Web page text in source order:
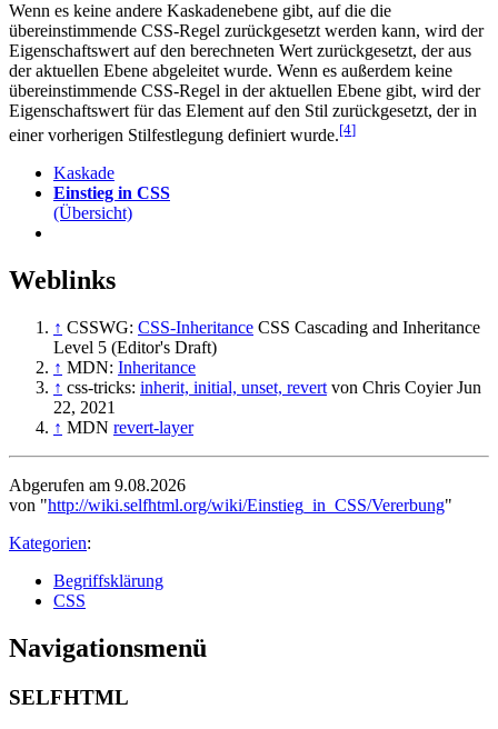
Wenn es keine andere Kaskadenebene gibt, auf die die
übereinstimmende CSS-Regel zurückgesetzt werden kann, wird der
Eigenschaftswert auf den berechneten Wert zurückgesetzt, der aus
der aktuellen Ebene abgeleitet wurde. Wenn es außerdem keine
übereinstimmende CSS-Regel in der aktuellen Ebene gibt, wird der
Eigenschaftswert für das Element auf den Stil zurückgesetzt, der in
einer vorherigen Stilfestlegung definiert wurde.[4]
Kaskade
Einstieg in CSS
(Übersicht)
Weblinks
↑ CSSWG: CSS-Inheritance CSS Cascading and Inheritance
Level 5 (Editor's Draft)
↑ MDN: Inheritance
↑ css-tricks: inherit, initial, unset, revert von Chris Coyier Jun
22, 2021
↑ MDN revert-layer
Abgerufen am 9.08.2026
von "http://wiki.selfhtml.org/wiki/Einstieg_in_CSS/Vererbung"
Kategorien:
Begriffsklärung
CSS
Navigationsmenü
SELFHTML